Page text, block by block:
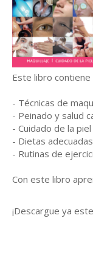
Este libro
- Técnicas de
- Peinado y salud
- Cuidado de la piel
- Dietas adecuadas
- Rutinas de
Con este libro
¡Descargue ya